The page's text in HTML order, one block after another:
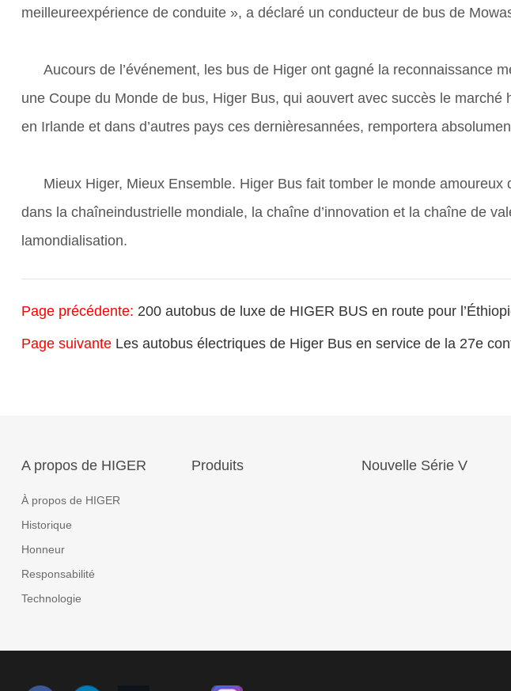
meilleureexpérience de conduite », a déclaré un conducteur de bus de
Aucours de l’événement, les bus de Higer ont gagné la reconnaissance
une Coupe du Monde de bus, Higer Bus, qui aouvert avec succès le
en Irlande et dans d’autres pays ces dernièresannées, remportera
Mieux Higer, Mieux Ensemble. Higer Bus fait tomber le monde
dans la chaîneindustrielle mondiale, la chaîne d’innovation et la chaîne de
lamondialisation.
Page précédente: 200 autobus de luxe de HIGER BUS en route pour
Page suivanteLes autobus électriques de Higer Bus en service de la 27e
A propos de HIGER
À propos de HIGER
Historique
Honneur
Responsabilité
Technologie
Produits Nouvelle Série V